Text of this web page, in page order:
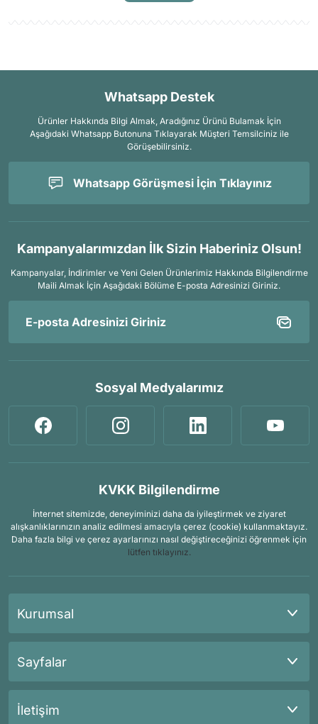
Whatsapp Destek
Ürünler Hakkında Bilgi Almak, Aradığınız Ürünü Bulamak İçin
Aşağıdaki Whatsapp Butonuna Tıklayarak Müşteri Temsilciniz ile
Görüşebilirsiniz.
Whatsapp Görüşmesi İçin Tıklayınız
Kampanyalarımızdan İlk Sizin Haberiniz Olsun!
Kampanyalar, İndirimler ve Yeni Gelen Ürünlerimiz Hakkında Bilgilendirme
Maili Almak İçin Aşağıdaki Bölüme E-posta Adresinizi Giriniz.
Sosyal Medyalarımız
KVKK Bilgilendirme
İnternet sitemizde, deneyiminizi daha da iyileştirmek ve ziyaret
alışkanlıklarınızın analiz edilmesi amacıyla çerez (cookie) kullanmaktayız.
Daha fazla bilgi ve çerez ayarlarınızı nasıl değiştireceğinizi öğrenmek için
lütfen tıklayınız.
Kurumsal
Sayfalar
İletişim